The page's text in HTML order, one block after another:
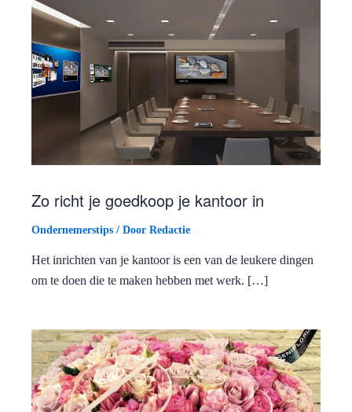
Zo richt je goedkoop je kantoor in
Ondernemerstips / Door Redactie
Het inrichten van je kantoor is een van de leukere dingen
om te doen die te maken hebben met werk. […]